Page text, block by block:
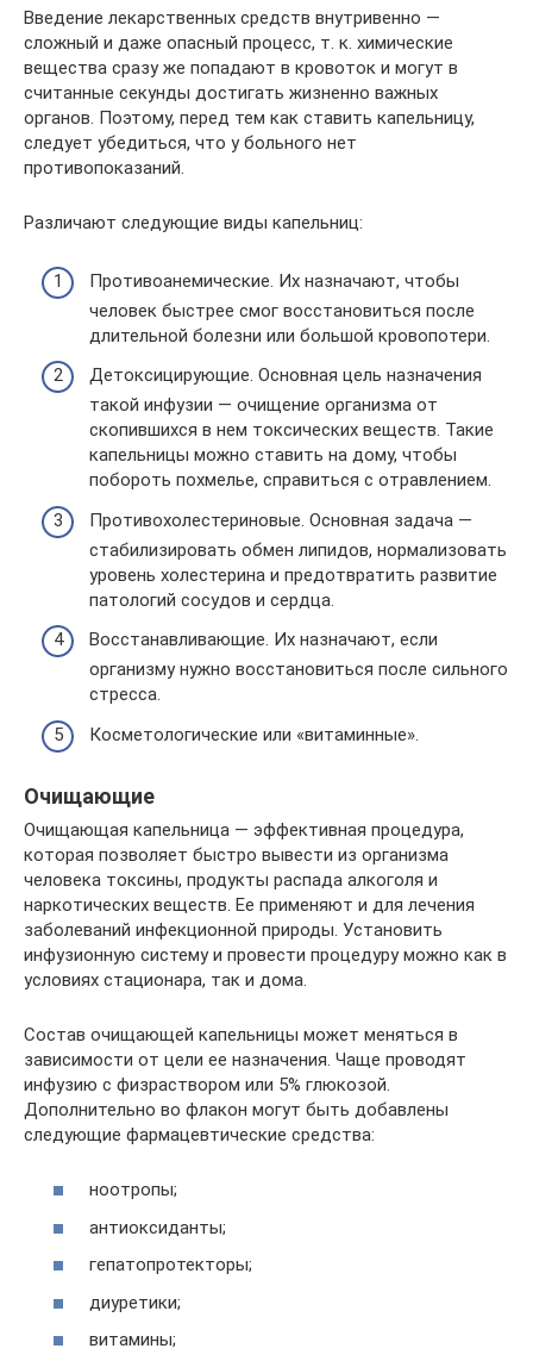
Введение лекарственных средств внутривенно —
сложный и даже опасный процесс, т. к. химические
вещества сразу же попадают в кровоток и могут в
считанные секунды достигать жизненно важных
органов. Поэтому, перед тем как ставить капельницу,
следует убедиться, что у больного нет
противопоказаний.
Различают следующие виды капельниц:
Противоанемические. Их назначают, чтобы
человек быстрее смог восстановиться после
длительной болезни или большой кровопотери.
Детоксицирующие. Основная цель назначения
такой инфузии — очищение организма от
скопившихся в нем токсических веществ. Такие
капельницы можно ставить на дому, чтобы
побороть похмелье, справиться с отравлением.
Противохолестериновые. Основная задача —
стабилизировать обмен липидов, нормализовать
уровень холестерина и предотвратить развитие
патологий сосудов и сердца.
Восстанавливающие. Их назначают, если
организму нужно восстановиться после сильного
стресса.
Косметологические или «витаминные».
Очищающие
Очищающая капельница — эффективная процедура,
которая позволяет быстро вывести из организма
человека токсины, продукты распада алкоголя и
наркотических веществ. Ее применяют и для лечения
заболеваний инфекционной природы. Установить
инфузионную систему и провести процедуру можно как в
условиях стационара, так и дома.
Состав очищающей капельницы может меняться в
зависимости от цели ее назначения. Чаще проводят
инфузию с физраствором или 5% глюкозой.
Дополнительно во флакон могут быть добавлены
следующие фармацевтические средства:
ноотропы;
антиоксиданты;
гепатопротекторы;
диуретики;
витамины;